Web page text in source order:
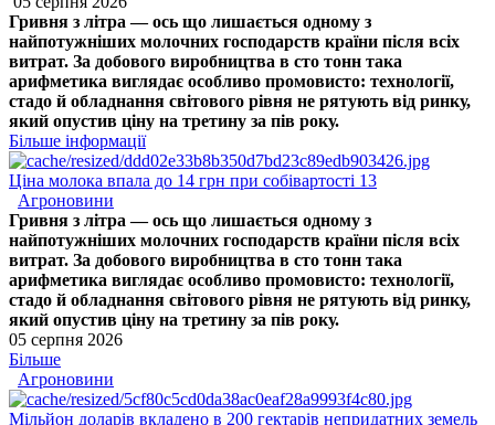
Гривня з літра — ось що лишається одному з
найпотужніших молочних господарств країни після всіх
витрат. За добового виробництва в сто тонн така
арифметика виглядає особливо промовисто: технології,
стадо й обладнання світового рівня не рятують від ринку,
який опустив ціну на третину за пів року.
Більше інформації
Ціна молока впала до 14 грн при собівартості 13
Агроновини
Гривня з літра — ось що лишається одному з
найпотужніших молочних господарств країни після всіх
витрат. За добового виробництва в сто тонн така
арифметика виглядає особливо промовисто: технології,
стадо й обладнання світового рівня не рятують від ринку,
який опустив ціну на третину за пів року.
05 серпня 2026
Більше
Агроновини
Мільйон доларів вкладено в 200 гектарів непридатних земель